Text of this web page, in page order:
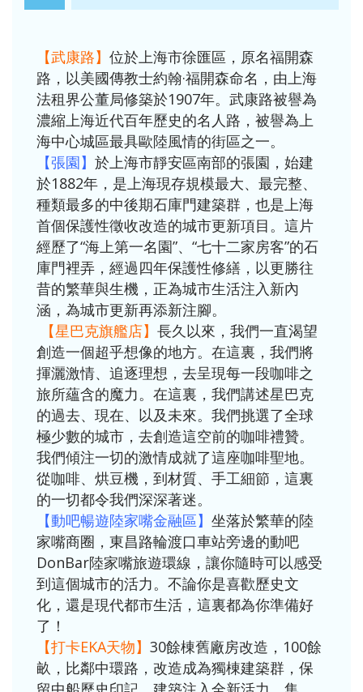
【武康路】 位於上海市徐匯區，原名福開森
路，以美國傳教士約翰·福開森命名，由上海
法租界公董局修築於1907年。武康路被譽為
濃縮上海近代百年歷史的名人路，被譽為上
海中心城區最具歐陸風情的街區之一。
【張園】 於上海市靜安區南部的張園，始建
於1882年，是上海現存規模最大、最完整、
種類最多的中後期石庫門建築群，也是上海
首個保護性徵收改造的城市更新項目。這片
經歷了“海上第一名園”、“七十二家房客”的石
庫門裡弄，經過四年保護性修繕，以更勝往
昔的繁華與生機，正為城市生活注入新內
涵，為城市更新再添新注腳。
【星巴克旗艦店】 長久以來，我們一直渴望
創造一個超乎想像的地方。在這裏，我們將
揮灑激情、追逐理想，去呈現每一段咖啡之
旅所蘊含的魔力。在這裏，我們講述星巴克
的過去、現在、以及未來。我們挑選了全球
極少數的城市，去創造這空前的咖啡禮贊。
我們傾注一切的激情成就了這座咖啡聖地。
從咖啡、烘豆機，到材質、手工細節，這裏
的一切都令我們深深著迷。
【動吧暢遊陸家嘴金融區】 坐落於繁華的陸
家嘴商圈，東昌路輪渡口車站旁邊的動吧
DonBar陸家嘴旅遊環線，讓你隨時可以感受
到這個城市的活力。不論你是喜歡歷史文
化，還是現代都市生活，這裏都為你準備好
了！
【打卡EKA天物】 30餘棟舊廠房改造，100餘
畝，比鄰中環路，改造成為獨棟建築群，保